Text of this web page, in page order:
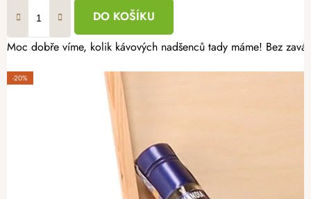
DO KOŠÍKU
Moc dobře víme, kolik kávových nadšenců tady máme! Bez
-20%